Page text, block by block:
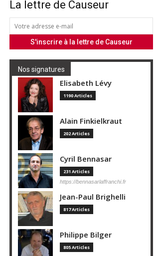
La lettre de Causeur
Nos signatures
Elisabeth Lévy
1190 Articles
Alain Finkielkraut
202 Articles
Cyril Bennasar
231 Articles
https://bennasarlaffranchi.fr
Jean-Paul Brighelli
817 Articles
Philippe Bilger
805 Articles